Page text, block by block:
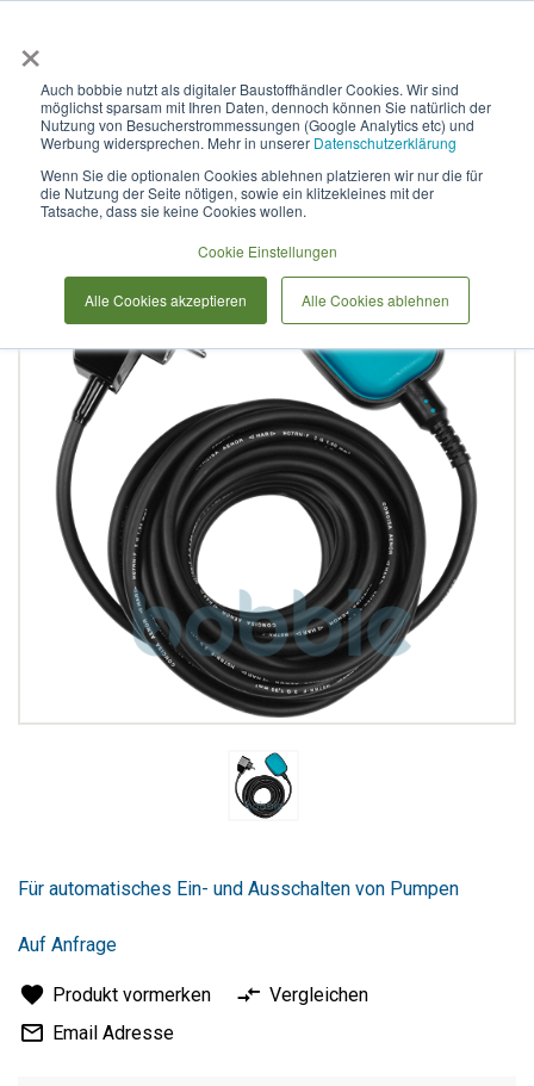
×
Auch bobbie nutzt als digitaler Baustoffhändler Cookies. Wir sind
möglichst sparsam mit Ihren Daten, dennoch können Sie natürlich der
Nutzung von Besucherstrommessungen (Google Analytics etc) und
Werbung widersprechen. Mehr in unserer Datenschutzerklärung
Wenn Sie die optionalen Cookies ablehnen platzieren wir nur die für
die Nutzung der Seite nötigen, sowie ein klitzekleines mit der
Tatsache, dass sie keine Cookies wollen.
Cookie Einstellungen
Alle Cookies akzeptieren Alle Cookies ablehnen
GARDENA
Schwimmerschalter
Bildergalerie
springen
der
springen
Für automatisches Ein- und Ausschalten von Pumpen
Auf Anfrage
Produkt vormerken
Vergleichen
Email Adresse